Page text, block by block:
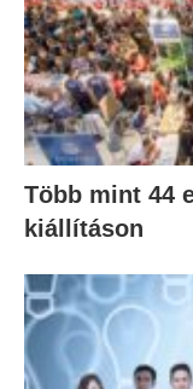
Több mint 44
kiállításon